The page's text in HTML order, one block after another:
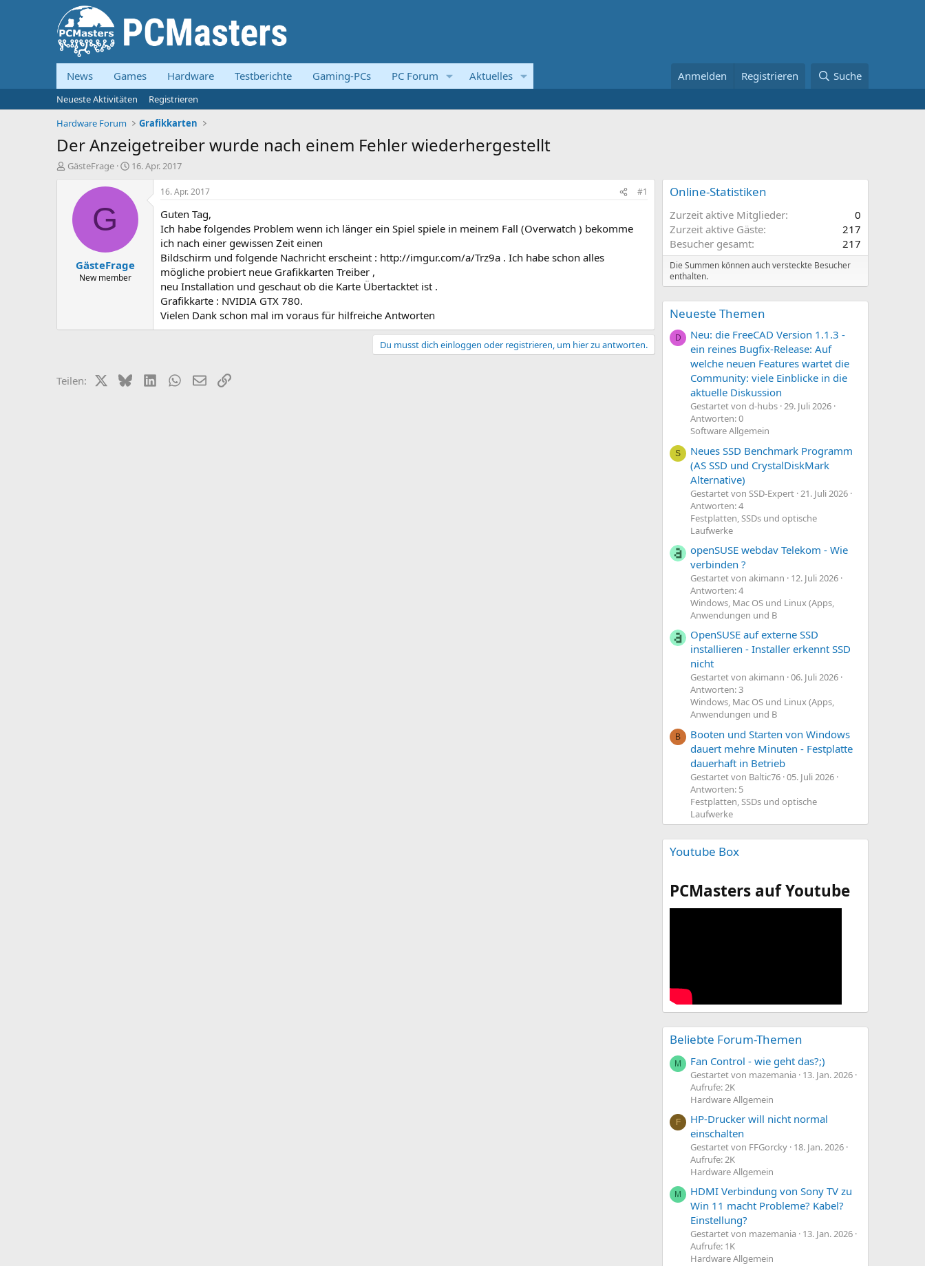
News Games Hardware Testberichte Gaming-PCs PC Forum Aktuelles Anmelden Registrieren Suche
Neueste Aktivitäten
Registrieren
Hardware Forum
Grafikkarten
Der Anzeigetreiber wurde nach einem Fehler wiederhergestellt
E
GästeFrage
E
t
l
a
m
16. Apr. 2017
G
GästeFrage
New member
16. Apr. 2017 #1
Guten Tag,
Ich habe folgendes Problem wenn ich länger ein Spiel spiele in meinem Fall (Overwatch ) bekomme
ich nach einer gewissen Zeit einen
Bildschirm und folgende Nachricht erscheint : http://imgur.com/a/Trz9a . Ich habe schon alles
mögliche probiert neue Grafikkarten Treiber ,
neu Installation und geschaut ob die Karte Übertacktet ist .
Grafikkarte : NVIDIA GTX 780.
Vielen Dank schon mal im voraus für hilfreiche Antworten
Du musst dich einloggen oder registrieren, um hier zu antworten.
Teilen: X (Twitter)
BlueskyLinkedInWhatsApp
E-MailLink
Online-Statistiken
Zurzeit aktive Mitglieder
0
Zurzeit aktive Gäste
217
Besucher gesamt
217
Die Summen können auch versteckte Besucher
enthalten.
Neueste Themen
D
Neu: die FreeCAD Version 1.1.3 -
ein reines Bugfix-Release: Auf
welche neuen Features wartet die
Community: viele Einblicke in die
aktuelle Diskussion
Gestartet von d-hubs 29. Juli 2026
Antworten: 0
Software Allgemein
S
Neues SSD Benchmark Programm
(AS SSD und CrystalDiskMark
Alternative)
Gestartet von SSD-Expert 21. Juli 2026
Antworten: 4
Festplatten, SSDs und optische
Laufwerke
openSUSE webdav Telekom - Wie
verbinden ?
Gestartet von akimann
12. Juli 2026
Antworten: 4
Windows, Mac OS und Linux (Apps,
Anwendungen und B
OpenSUSE auf externe SSD
installieren - Installer erkennt SSD
nicht
Gestartet von akimann 06. Juli 2026
Antworten: 3
Windows, Mac OS und Linux (Apps,
Anwendungen und B
B
Booten und Starten von Windows
dauert mehre Minuten - Festplatte
dauerhaft in Betrieb
Gestartet von Baltic76 05. Juli 2026
Antworten: 5
Festplatten, SSDs und optische
Laufwerke
Youtube Box
PCMasters auf Youtube
Beliebte Forum-Themen
M Fan Control - wie geht das?;)
Gestartet von mazemania 13. Jan. 2026
Aufrufe: 2K
Hardware Allgemein
F
HP-Drucker will nicht normal
einschalten
Gestartet von FFGorcky 18. Jan. 2026
Aufrufe: 2K
Hardware Allgemein
M
HDMI Verbindung von Sony TV zu
Win 11 macht Probleme? Kabel?
Einstellung?
Gestartet von mazemania 13. Jan. 2026
Aufrufe: 1K
Hardware Allgemein